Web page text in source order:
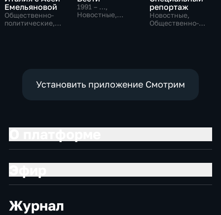
Емельяновой
Общественно-
политические,
1991 – …,
Новостные,
репортаж
Новостные,
Общественно-
Установить приложение Смотрим
Журнал